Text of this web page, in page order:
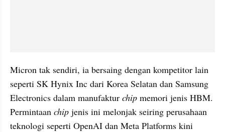
Micron tak sendiri, ia bersaing dengan kompetitor lain
seperti SK Hynix Inc dari Korea Selatan dan Samsung
Electronics dalam manufaktur chip memori jenis HBM.
Permintaan chip jenis ini melonjak seiring perusahaan
teknologi seperti OpenAI dan Meta Platforms kini